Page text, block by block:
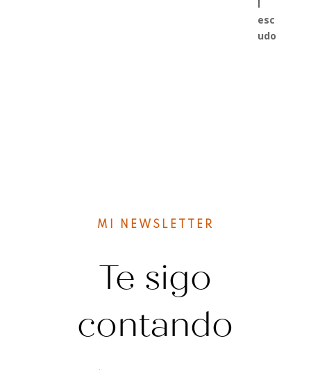
MI NEWSLETTER
Te sigo
contando